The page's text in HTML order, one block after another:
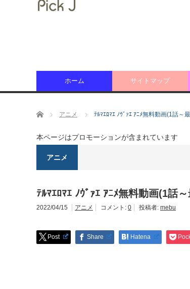
ホーム サイトマップ
ホーム アニメ ﾃﾙﾏｴﾛﾏｴ ﾉｳﾞｧｴ ｱﾆﾒ無料動画(1話～
本ページはプロモーションが含まれています
アニメ
ﾃﾙﾏｴﾛﾏｴ ﾉｳﾞｧｴ ｱﾆﾒ無料動画(1話
2022/04/15 アニメ コメント: 0 投稿者: mebu
Post Share Hatena